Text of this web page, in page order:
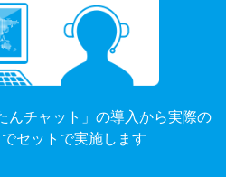
んチャット」の導入から実際の
セットで実施します